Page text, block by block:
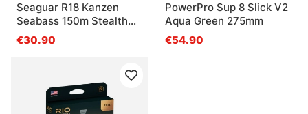
Seaguar R18 Kanzen
Seabass 150m Stealth
Grey
€30.90
PowerPro Sup 8 Slick V2
Aqua Green 275mm
€54.90